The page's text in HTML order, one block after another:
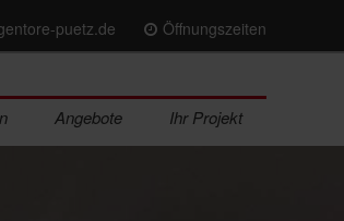
puetz.de Öffnungszeiten
Angebote Ihr Projekt